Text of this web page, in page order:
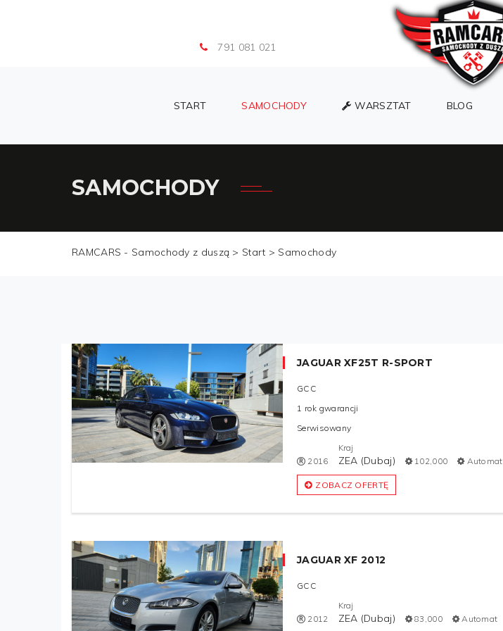
791 081 021
START SAMOCHODY WARSZTAT BLOG
SAMOCHODY
RAMCARS - Samochody z duszą > Start > Samochody
JAGUAR XF25T R-SPORT
GCC
1 rok gwarancji
Serwisowany
2016
Kraj
ZEA (Dubaj) 102,000 Automat
ZOBACZ OFERTĘ
JAGUAR XF 2012
GCC
2012
Kraj
ZEA (Dubaj) 83,000 Automat